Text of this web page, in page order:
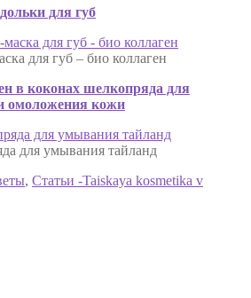
для губ
для губ – био коллаген
в коконах шелкопряда для
омоложения кожи
для умывания тайланд
, Статьи -Taiskaya kosmetika v